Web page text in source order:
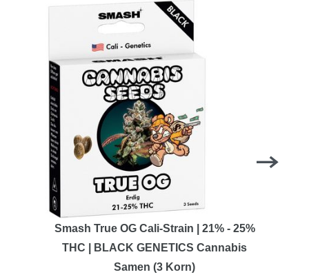
Smash True OG Cali-Strain | 21% - 25%
THC | BLACK GENETICS Cannabis
Samen (3 Korn)